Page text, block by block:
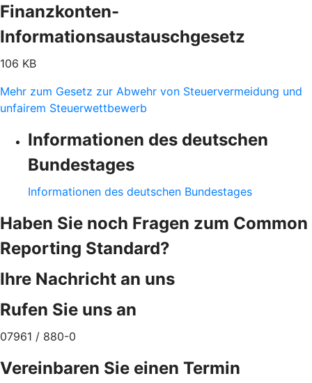
Finanzkonten-
Informationsaustauschgesetz
106 KB
Mehr zum Gesetz zur Abwehr von Steuervermeidung und
unfairem Steuerwettbewerb
Informationen des deutschen
Bundestages
Informationen des deutschen Bundestages
Haben Sie noch Fragen zum Common
Reporting Standard?
Ihre Nachricht an uns
Rufen Sie uns an
07961 / 880-0
Vereinbaren Sie einen Termin